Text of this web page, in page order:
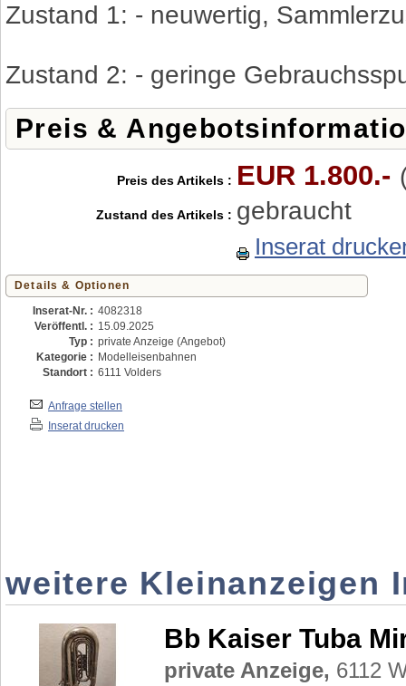
Zustand 1: - neuwertig,
Zustand 2: - geringe
Preis &
Preis des Artikels : EUR 1.800.-
Zustand des Artikels : gebraucht
Inserat
Details & Optionen
Inserat-Nr. : 4082318
Veröffentl. : 15.09.2025
Typ : private Anzeige (Angebot)
Kategorie : Modelleisenbahnen
Standort : 6111 Volders
Anfrage stellen
Inserat drucken
weitere Kleinanzeigen
Bb Kaiser Tuba
private Anzeige, 6112